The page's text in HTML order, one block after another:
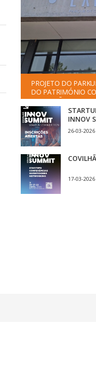
PROJETO DO
DO PATRIMÓNIO
FUNDAÇÃO ”LA
INNOV
26-03-2026
17-03-2026